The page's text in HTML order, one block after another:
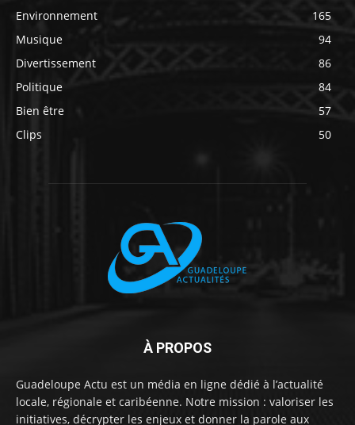
Environnement
165
Musique
94
Divertissement
86
Politique
84
Bien être
57
Clips
50
À PROPOS
Guadeloupe Actu est un média en ligne dédié à l’actualité
locale, régionale et caribéenne. Notre mission : valoriser les
initiatives, décrypter les enjeux et donner la parole aux